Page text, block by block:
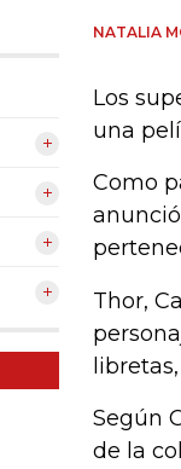
NATALIA
Los
una
Como
Thor,
Según
de la